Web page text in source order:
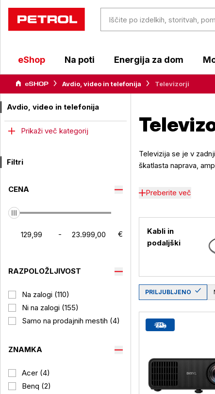
eShop Na poti Energija za dom
Avdio, video in telefonija Televizorji
Avdio, video in telefonija
Prikaži več kategorij
Filtri
CENA
- €
RAZPOLOŽLJIVOST
Na zalogi (110)
Ni na zalogi (155)
Samo na prodajnih mestih (4)
ZNAMKA
Acer (4)
Benq (2)
Televizija se je v
škatlasta naprava,
Preberite več
Kabli in
podaljški
PRILJUBLJENO